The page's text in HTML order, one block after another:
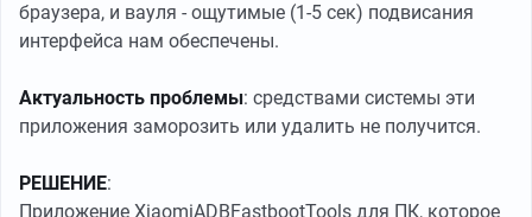
браузера, и вауля - ощутимые (1-5 сек) подвисания
интерфейса нам обеспечены.
Актуальность проблемы: средствами системы эти
приложения заморозить или удалить не получится.
РЕШЕНИЕ:
Приложение XiaomiADBFastbootTools для ПК, которое